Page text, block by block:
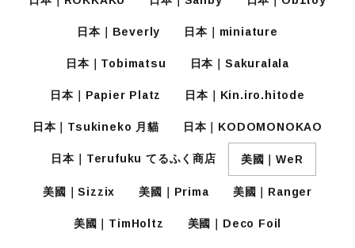
日本｜Beverly 日本｜miniature
日本｜Tobimatsu 日本｜Sakuralala
日本｜Papier Platz 日本｜Kin.iro.hitode
日本｜Tsukineko 月貓 日本｜KODOMONOKAO
日本｜Terufuku てるふく商店 美國｜WeR
美國｜Sizzix 美國｜Prima 美國｜Ranger
美國｜TimHoltz 美國｜Deco Foil